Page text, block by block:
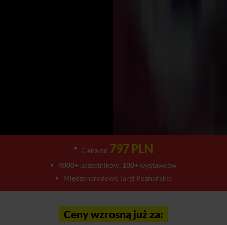
Cena od 797 PLN
4000+uczestników, 100+wystawców
Międzynarodowe Targi Poznańskie
Ceny wzrosną już za: